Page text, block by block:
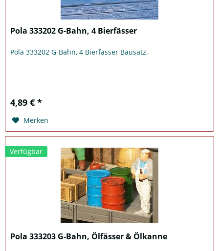
Pola 333202 G-Bahn, 4 Bierfässer
Pola 333202 G-Bahn, 4 Bierfässer Bausatz.
4,89 € *
Merken
Verfügbar
Pola 333203 G-Bahn, Ölfässer & Ölkanne